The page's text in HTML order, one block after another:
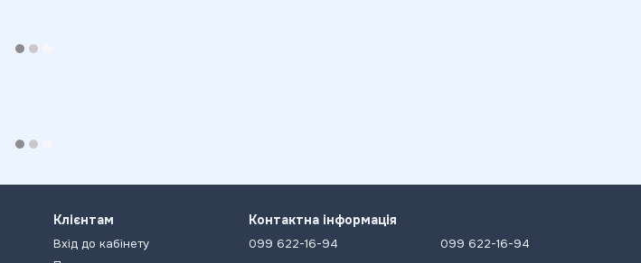
Клієнтам
Вхід до кабінету
Контактна інформація
099 622-16-94
099 622-16-94